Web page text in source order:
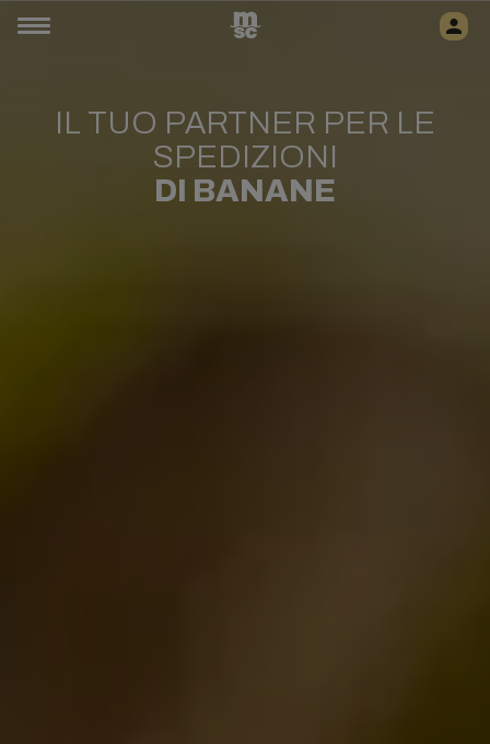
IL TUO PARTNER PER LE
SPEDIZIONI
DI BANANE